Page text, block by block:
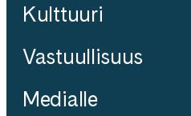
Kulttuuri
Vastuullisuus
Medialle